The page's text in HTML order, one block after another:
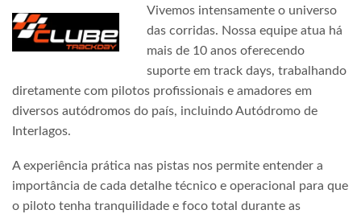
Vivemos intensamente o universo
das corridas. Nossa equipe atua há
mais de 10 anos oferecendo
suporte em track days, trabalhando
diretamente com pilotos profissionais e amadores em
diversos autódromos do país, incluindo Autódromo de
Interlagos.
A experiência prática nas pistas nos permite entender a
importância de cada detalhe técnico e operacional para que
o piloto tenha tranquilidade e foco total durante as